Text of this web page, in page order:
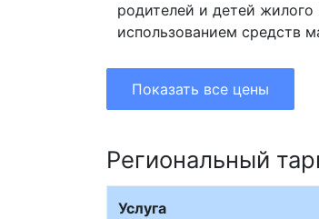
родителей и детей
использованием средств
Показать все цены
Региональный
Услуга